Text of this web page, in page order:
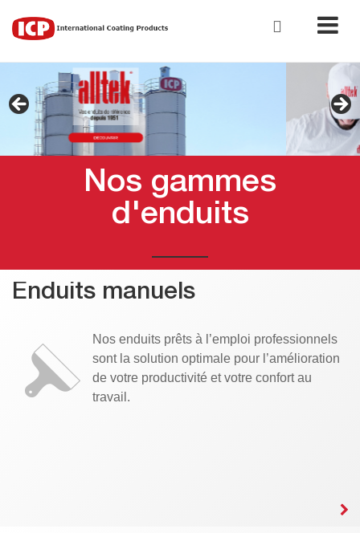
Nos gammes
d'enduits
Enduits manuels
Nos enduits prêts à l’emploi professionnels
sont la solution optimale pour l’amélioration
de votre productivité et votre confort au
travail.